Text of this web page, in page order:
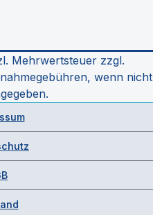
Mehrwertsteuer zzgl.
wenn nicht